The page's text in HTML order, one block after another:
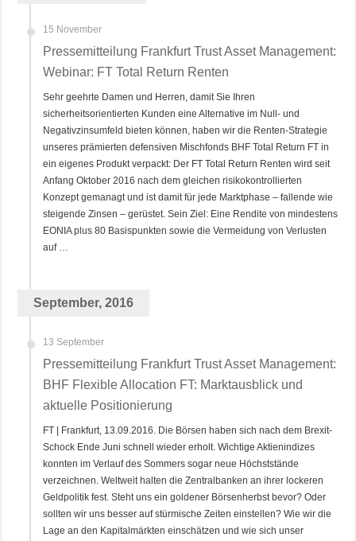
15 November
Pressemitteilung Frankfurt Trust Asset Management:
Webinar: FT Total Return Renten
Sehr geehrte Damen und Herren, damit Sie Ihren
sicherheitsorientierten Kunden eine Alternative im Null- und
Negativzinsumfeld bieten können, haben wir die Renten-Strategie
unseres prämierten defensiven Mischfonds BHF Total Return FT in
ein eigenes Produkt verpackt: Der FT Total Return Renten wird seit
Anfang Oktober 2016 nach dem gleichen risikokontrollierten
Konzept gemanagt und ist damit für jede Marktphase – fallende wie
steigende Zinsen – gerüstet. Sein Ziel: Eine Rendite von mindestens
EONIA plus 80 Basispunkten sowie die Vermeidung von Verlusten
auf …
September, 2016
13 September
Pressemitteilung Frankfurt Trust Asset Management:
BHF Flexible Allocation FT: Marktausblick und
aktuelle Positionierung
FT | Frankfurt, 13.09.2016. Die Börsen haben sich nach dem Brexit-
Schock Ende Juni schnell wieder erholt. Wichtige Aktienindizes
konnten im Verlauf des Sommers sogar neue Höchststände
verzeichnen. Weltweit halten die Zentralbanken an ihrer lockeren
Geldpolitik fest. Steht uns ein goldener Börsenherbst bevor? Oder
sollten wir uns besser auf stürmische Zeiten einstellen? Wie wir die
Lage an den Kapitalmärkten einschätzen und wie sich unser